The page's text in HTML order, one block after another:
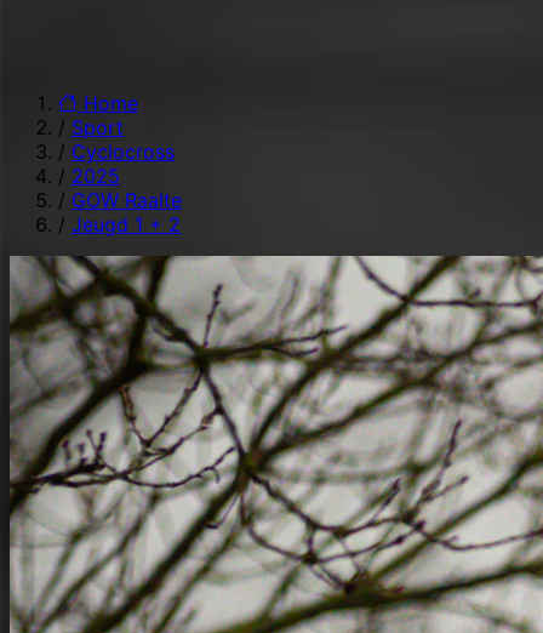
Home
/ Sport
/ Cyclocross
/ 2025
/ GOW Raalte
/ Jeugd 1 + 2